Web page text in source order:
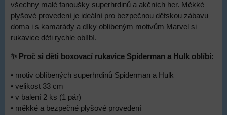
všechny malé fanoušky superhrdinů a akčních her. Měkké
plyšové provedení je ideální pro bezpečnou dětskou zábavu
doma i s kamarády a díky oblíbeným motivům Marvel si
rukavice děti rychle oblíbí.
✨ Proč si děti boxovací rukavice Spiderman a Hulk oblíbí:
• motiv oblíbených superhrdinů Spiderman a Hulk
• velikost 33 cm
• v balení 2 ks (1 pár)
• měkké a bezpečné plyšové provedení